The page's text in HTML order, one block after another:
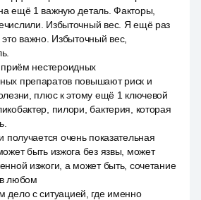
ещё 1 важную деталь. Факторы,
Избыточный вес. Я ещё раз
важно. Избыточный вес,
приём нестероидных
препаратов повышают риск и
плюс к этому ещё 1 ключевой
пилори, бактерия, которая
получается очень показательная
быть изжога без язвы, может
изжоги, а может быть, сочетание
в любом
с ситуацией, где именно